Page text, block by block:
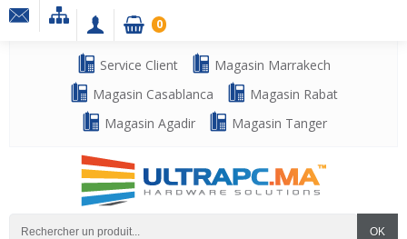
Service Client
Magasin Marrakech
Magasin Casablanca
Magasin Rabat
Magasin Agadir
Magasin Tanger
OK
0